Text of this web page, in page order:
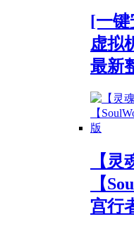
[一键
虚拟
最新
【灵
【
宫行